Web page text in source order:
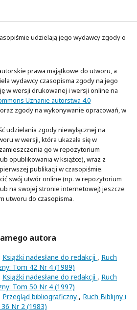
udzielają jego wydawcy zgody o
prawa majątkowe do utworu, a
wydawcy czasopisma zgody na jego
w wersji drukowanej i wersji online na
Uznanie autorstwa 4.0
oraz zgody na wykonywanie opracowań, w
udzielania zgody niewyłącznej na
w wersji, która ukazała się w
go w repozytorium
opublikowania w książce), wraz z
publikacji w czasopiśmie.
swój utwór online (np. w repozytorium
na swojej stronie internetowej) jeszcze
utworu do czasopisma.
autora
Książki nadesłane do redakcji , Ruch
Tom 42 Nr 4 (1989)
Książki nadesłane do redakcji , Ruch
Tom 50 Nr 4 (1997)
Przegląd bibliograficzny , Ruch Biblijny i
Nr 2 (1983)